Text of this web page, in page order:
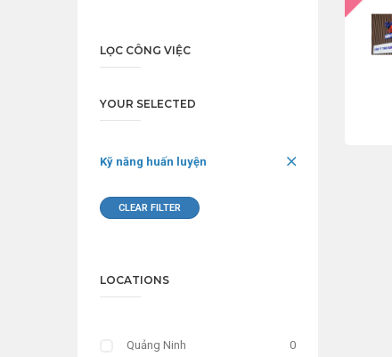
LỌC CÔNG VIỆC
YOUR SELECTED
Kỹ năng huấn luyện
CLEAR FILTER
LOCATIONS
Quảng Ninh 0